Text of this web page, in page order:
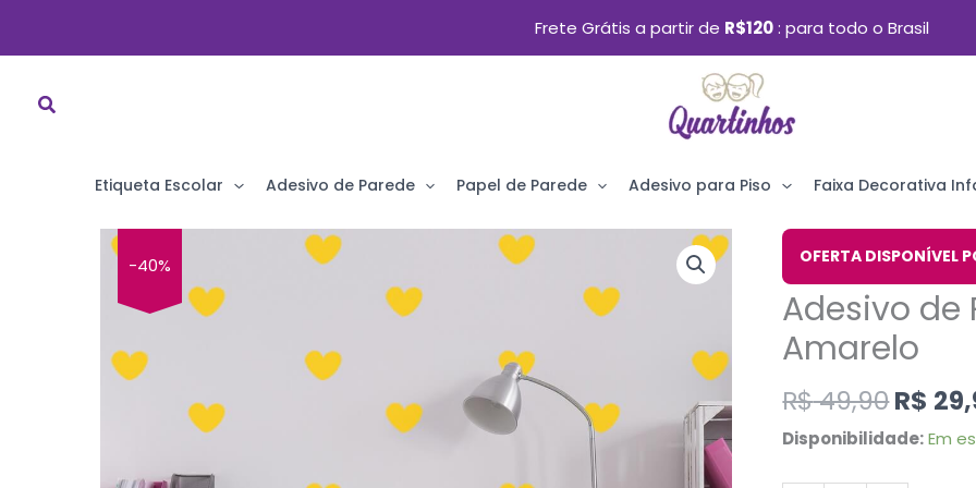
Ir
Frete Grátis a partir de R$120 para todo o Brasil
Etiqueta Escolar Adesivo de Parede Papel de Parede Adesivo para Piso Faixa Decorativa
-40% OFERTA DISPONÍVEL
Adesivo de
Amarelo
R$49,90
O
preço
era:
R$
Disponibilidade: Em
Adesivo
de
Parede
Infantil
Amarelo
quantidade